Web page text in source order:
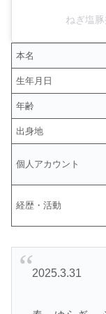
ねぎ塩
本名
生年月日
年齢
出身地
個人アカウント
経歴・活動
2025.3.31